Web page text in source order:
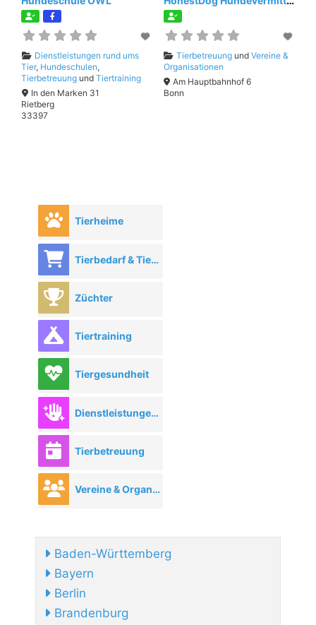
Dienstleistungen rund ums
Tier, Hundeschulen,
Tierbetreuung und Tiertraining
In den Marken 31
Rietberg
33397
Tierbetreuung undVereine &
Organisationen
Am Hauptbahnhof 6
Bonn
Tierheime
Tierbedarf & Tierhandel
Züchter
Tiertraining
Tiergesundheit
Dienstleistungen rund ums Tier
Tierbetreuung
Vereine & Organisationen
Baden-Württemberg
Bayern
Berlin
Brandenburg